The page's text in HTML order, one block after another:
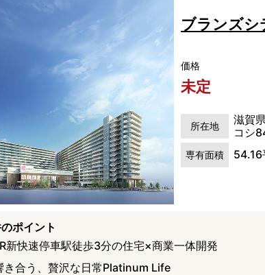
ブランズシ
価格
未定
所在地
滋賀
コシ
専有面積
ポイント
新快速停車駅徒歩3分の住宅×商業一体開発
き合う、贅沢な日常Platinum Life